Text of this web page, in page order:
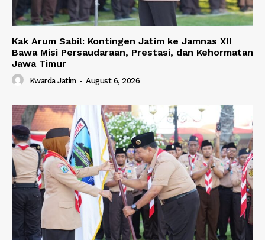
Kak Arum Sabil: Kontingen Jatim ke Jamnas XII
Bawa Misi Persaudaraan, Prestasi, dan Kehormatan
Jawa Timur
Kwarda Jatim - August 6, 2026